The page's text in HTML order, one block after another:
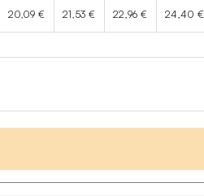
20,09 € 21,53 € 22,96 € 24,40 €